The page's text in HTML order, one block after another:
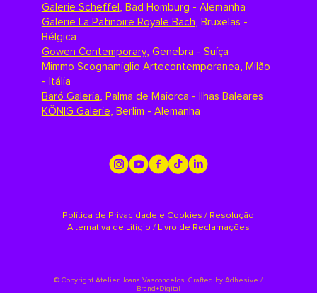
Galerie Scheffel, Bad Homburg - Alemanha
Galerie La Patinoire Royale Bach, Bruxelas -
Bélgica
Gowen Contemporary, Genebra - Suíça
Mimmo Scognamiglio Artecontemporanea, Milão
- Itália
Baró Galeria, Palma de Maiorca - Ilhas Baleares
KÖNIG Galerie, Berlim - Alemanha
Política de Privacidade e Cookies / Resolução
Alternativa de Litígio / Livro de Reclamações
©Copyright Atelier Joana Vasconcelos. Crafted by Adhesive /
Brand+Digital